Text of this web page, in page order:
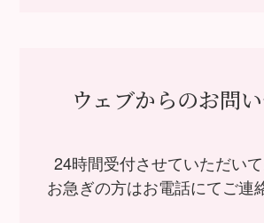
ウェブからのお問
24時間受付させていただいて
お急ぎの方はお電話にてご連